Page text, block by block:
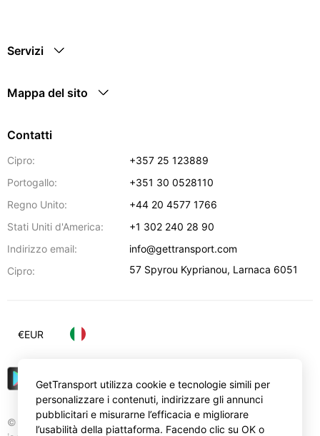
Servizi
Mappa del sito
Contatti
Cipro:
+357 25 123889
Portogallo:
+351 30 0528110
Regno Unito:
+44 20 4577 1766
Stati Uniti d'America:
+1 302 240 28 90
Indirizzo email:
info@gettransport.com
Cipro:
57 Spyrou Kyprianou, Larnaca 6051
© Gettransport International Limited. GetTransport®
€EUR
GetTransport utilizza cookie e tecnologie simili per
personalizzare i contenuti, indirizzare gli annunci
pubblicitari e misurarne l’efficacia e migliorare
l’usabilità della piattaforma. Facendo clic su OK o